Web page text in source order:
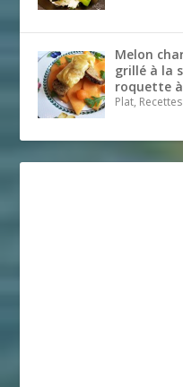
Melon
grillé à la
roquette à
Plat, Recettes